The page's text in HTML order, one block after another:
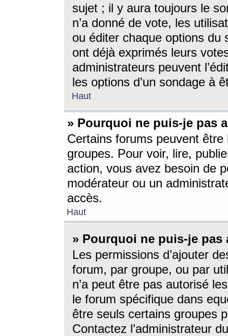
sujet ; il y aura toujours le
n’a donné de vote, les
ou éditer chaque options du
ont déjà exprimés leurs
administrateurs peuvent
les options d’un sondage à
Haut
» Pourquoi ne puis-je pas
Certains forums peuvent être
groupes. Pour voir, lire,
action, vous avez besoin de
modérateur ou un
accès.
Haut
» Pourquoi ne puis-je
Les permissions d’ajouter
forum, par groupe, ou par
n’a peut être pas autorisé
le forum spécifique dans
être seuls certains groupes
Contactez l’administrateur